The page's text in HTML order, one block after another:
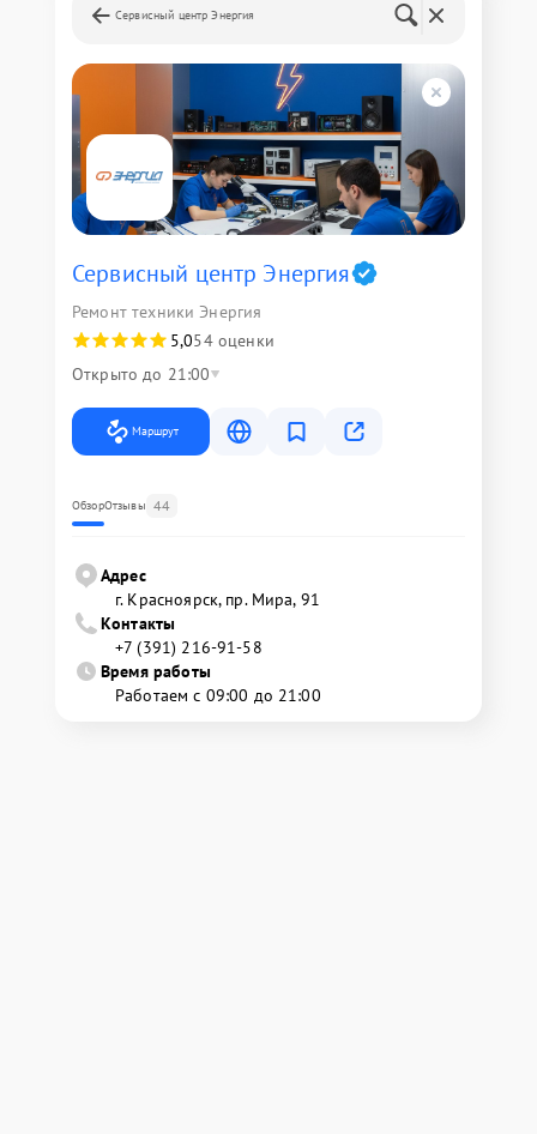
Сервисный центр Энергия
Сервисный центр Энергия
Ремонт техники Энергия
5,054 оценки
Открыто до 21:00
Маршрут
ОбзорОтзывы 44
Адрес
г. Красноярск, ​пр. Мира, 91
Контакты
+7 (391) 216-91-58
Время работы
Работаем с 09:00 до 21:00